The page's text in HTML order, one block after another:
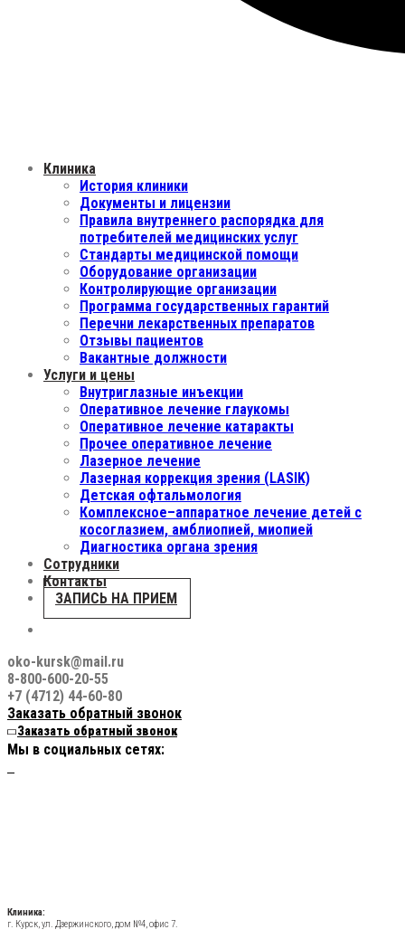
Клиника
История клиники
Документы и лицензии
Правила внутреннего распорядка для
потребителей медицинских услуг
Стандарты медицинской помощи
Оборудование организации
Контролирующие организации
Программа государственных гарантий
Перечни лекарственных препаратов
Отзывы пациентов
Вакантные должности
Услуги и цены
Внутриглазные инъекции
Оперативное лечение глаукомы
Оперативное лечение катаракты
Прочее оперативное лечение
Лазерное лечение
Лазерная коррекция зрения (LASIK)
Детская офтальмология
Комплексное–аппаратное лечение детей с
косоглазием, амблиопией, миопией
Диагностика органа зрения
Сотрудники
Контакты
ЗАПИСЬ НА ПРИЕМ
oko-kursk@mail.ru
8-800-600-20-55
+7 (4712) 44-60-80
Заказать обратный звонок
Заказать обратный звонок
Мы в социальных сетях:
Клиника:
г. Курск, ул. Дзержинского, дом №4, офис 7.